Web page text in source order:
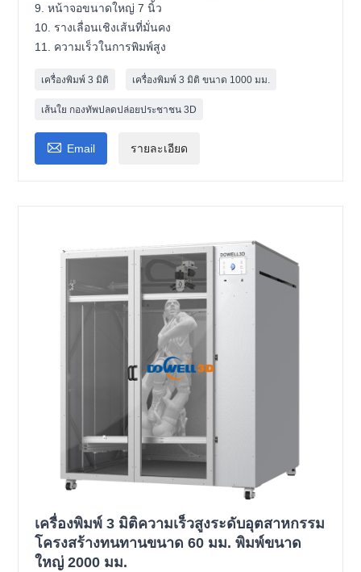
9. หน้าจอขนาดใหญ่ 7 นิ้ว
10. รางเลื่อนเชิงเส้นที่มั่นคง
11. ความเร็วในการพิมพ์สูง
เครื่องพิมพ์ 3 มิติ เครื่องพิมพ์ 3 มิติ ขนาด 1000 มม.
เส้นใย กองทัพปลดปล่อยประชาชน 3D
 Email รายละเอียด
เครื่องพิมพ์ 3 มิติความเร็วสูงระดับอุตสาหกรรม
โครงสร้างทนทานขนาด 60 มม. พิมพ์ขนาด
ใหญ่ 2000 มม.